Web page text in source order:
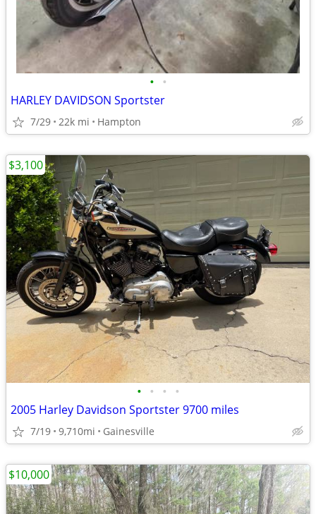
• •
HARLEY DAVIDSON Sportster
7/29 22k mi Hampton
• • • •
2005 Harley Davidson Sportster 9700 miles
7/19 9,710mi Gainesville
$3,100
$10,000